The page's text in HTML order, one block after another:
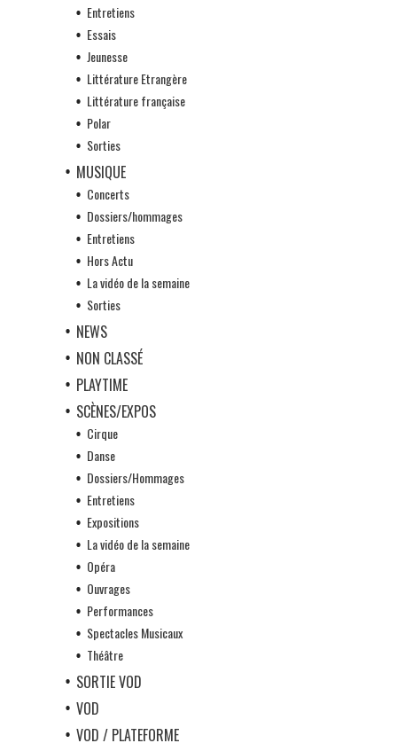
Entretiens
Essais
Jeunesse
Littérature Etrangère
Littérature française
Polar
Sorties
MUSIQUE
Concerts
Dossiers/hommages
Entretiens
Hors Actu
La vidéo de la semaine
Sorties
NEWS
NON CLASSÉ
PLAYTIME
SCÈNES/EXPOS
Cirque
Danse
Dossiers/Hommages
Entretiens
Expositions
La vidéo de la semaine
Opéra
Ouvrages
Performances
Spectacles Musicaux
Théâtre
SORTIE VOD
VOD
VOD / PLATEFORME